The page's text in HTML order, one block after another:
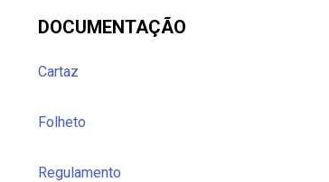
DOCUMENTAÇÃO
Cartaz
Folheto
Regulamento